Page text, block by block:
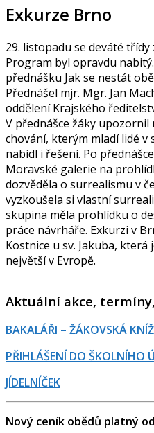
Exkurze Brno
29. listopadu se deváté
Program byl opravdu
přednášku Jak se nestát
Přednášel mjr. Mgr. Jan
oddělení Krajského
V přednášce žáky upozornil
chování, kterým mladí lidé v
nabídl i řešení. Po
Moravské galerie na
dozvěděla o surrealismu v
vyzkoušela si vlastní
skupina měla prohlídku o
práce návrháře. Exkurzi v
Kostnice u sv. Jakuba,
největší v Evropě.
Aktuální akce,
BAKALÁŘI – ŽÁKOVSKÁ
PŘIHLÁŠENÍ DO ŠKOLNÍHO
JÍDELNÍČEK
Nový ceník obědů platný od